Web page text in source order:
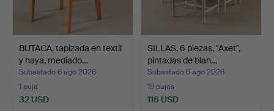
BUTACA, tapizada en textil
y haya, mediado…
Subastado 6 ago 2026
1 puja
32 USD
SILLAS, 6 piezas, "Axet",
pintadas de blan…
Subastado 6 ago 2026
19 pujas
116 USD